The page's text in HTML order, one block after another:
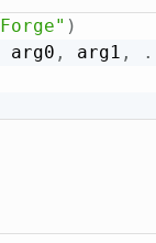
)
arg0 , arg1 , .